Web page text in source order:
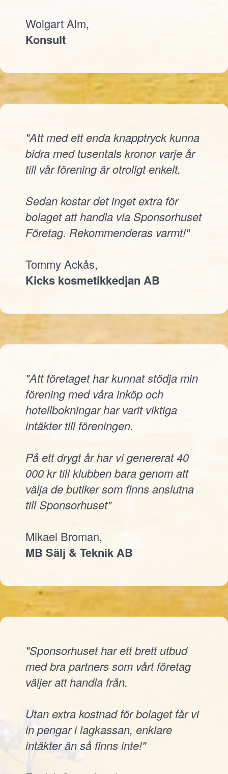
Wolgart Alm,
Konsult
"Att med ett enda knapptryck kunna
bidra med tusentals kronor varje år
till vår förening är otroligt enkelt.
Sedan kostar det inget extra för
bolaget att handla via Sponsorhuset
Företag. Rekommenderas varmt!"
Tommy Ackås,
Kicks kosmetikkedjan AB
"Att företaget har kunnat stödja min
förening med våra inköp och
hotellbokningar har varit viktiga
intäkter till föreningen.
På ett drygt år har vi genererat 40
000 kr till klubben bara genom att
välja de butiker som finns anslutna
till Sponsorhuset"
Mikael Broman,
MB Sälj & Teknik AB
"Sponsorhuset har ett brett utbud
med bra partners som vårt företag
väljer att handla från.
Utan extra kostnad för bolaget får vi
in pengar i lagkassan, enklare
intäkter än så finns inte!"